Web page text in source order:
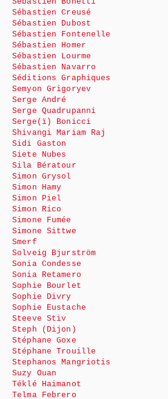
Sébastien Creusé
Sébastien Dubost
Sébastien Fontenelle
Sébastien Homer
Sébastien Lourme
Sébastien Navarro
Séditions Graphiques
Semyon Grigoryev
Serge André
Serge Quadrupanni
Serge(ï) Bonicci
Shivangi Mariam Raj
Sidi Gaston
Siete Nubes
Sila Bératour
Simon Grysol
Simon Hamy
Simon Piel
Simon Rico
Simone Fumée
Simone Sittwe
Smerf
Solveig Bjurström
Sonia Condesse
Sonia Retamero
Sophie Bourlet
Sophie Divry
Sophie Eustache
Steeve Stiv
Steph (Dijon)
Stéphane Goxe
Stéphane Trouille
Stephanos Mangriotis
Suzy Ouan
Téklé Haimanot
Telma Febrero